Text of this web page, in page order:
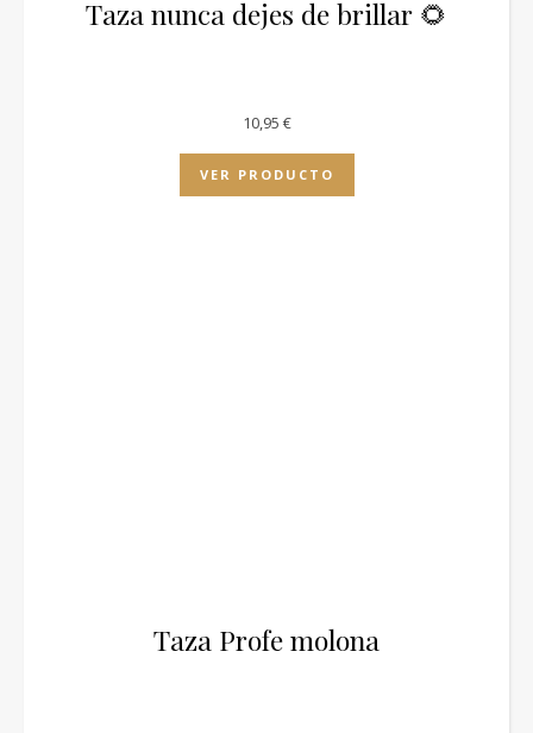
Taza nunca dejes de brillar 🌻
10,95 €
VER PRODUCTO
Taza Profe molona